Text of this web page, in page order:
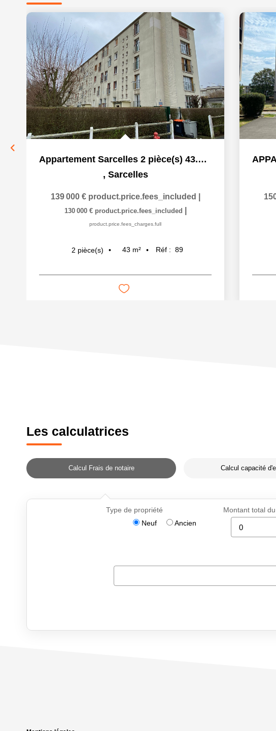
Appartement Sarcelles 2 pièce(s) 43.28 m2
, Sarcelles
139 000 € product.price.fees_included
130 000 € product.price.fees_included
product.price.fees_charges.full
2 pièce(s) 43 m² Réf : 89
Les calculatrices
Calcul Frais de notaire Calcul capacité